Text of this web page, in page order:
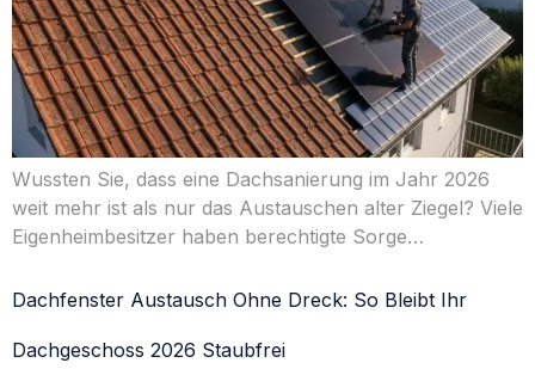
Wussten Sie, dass eine Dachsanierung im Jahr 2026
weit mehr ist als nur das Austauschen alter Ziegel? Viele
Eigenheimbesitzer haben berechtigte Sorge…
Dachfenster Austausch Ohne Dreck: So Bleibt Ihr
Dachgeschoss 2026 Staubfrei